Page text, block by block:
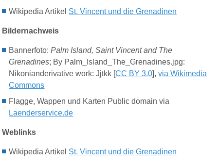
Wikipedia Artikel St. Vincent und die Grenadinen
Bildernachweis
Bannerfoto: Palm Island, Saint Vincent and The
Grenadines; By Palm_Island_The_Grenadines.jpg:
Nikonianderivative work: Jjtkk [CC BY 3.0],via Wikimedia
Commons
Flagge, Wappen und Karten Public domain via
Laenderservice.de
Weblinks
Wikipedia Artikel St. Vincent und die Grenadinen